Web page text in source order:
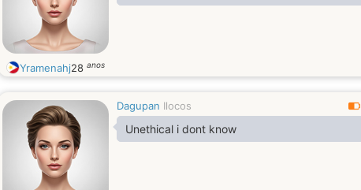
Yramenahj28 anos
Dagupan Ilocos
Unethical i dont know